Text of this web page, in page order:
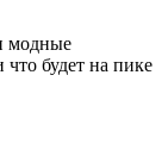
модные
будет на пике